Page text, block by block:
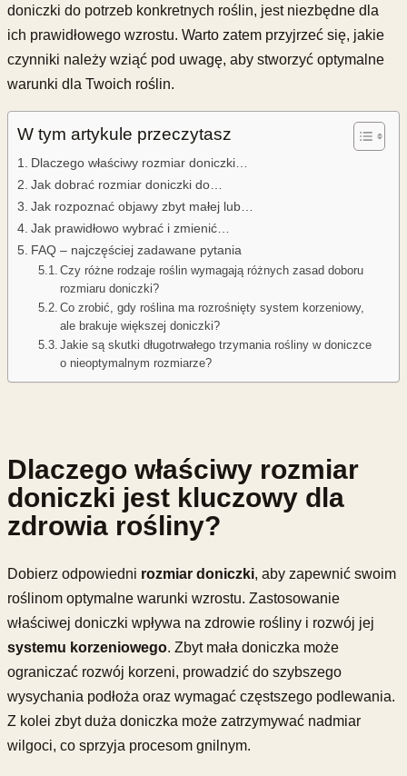
doniczki do potrzeb konkretnych roślin, jest niezbędne dla
ich prawidłowego wzrostu. Warto zatem przyjrzeć się, jakie
czynniki należy wziąć pod uwagę, aby stworzyć optymalne
warunki dla Twoich roślin.
W tym artykule przeczytasz
Dlaczego właściwy rozmiar doniczki…
Jak dobrać rozmiar doniczki do…
Jak rozpoznać objawy zbyt małej lub…
Jak prawidłowo wybrać i zmienić…
FAQ – najczęściej zadawane pytania
Czy różne rodzaje roślin wymagają różnych zasad doboru
rozmiaru doniczki?
Co zrobić, gdy roślina ma rozrośnięty system korzeniowy,
ale brakuje większej doniczki?
Jakie są skutki długotrwałego trzymania rośliny w doniczce
o nieoptymalnym rozmiarze?
Dlaczego właściwy rozmiar
doniczki jest kluczowy dla
zdrowia rośliny?
Dobierz odpowiedni rozmiar doniczki, aby zapewnić swoim
roślinom optymalne warunki wzrostu. Zastosowanie
właściwej doniczki wpływa na zdrowie rośliny i rozwój jej
systemu korzeniowego. Zbyt mała doniczka może
ograniczać rozwój korzeni, prowadzić do szybszego
wysychania podłoża oraz wymagać częstszego podlewania.
Z kolei zbyt duża doniczka może zatrzymywać nadmiar
wilgoci, co sprzyja procesom gnilnym.